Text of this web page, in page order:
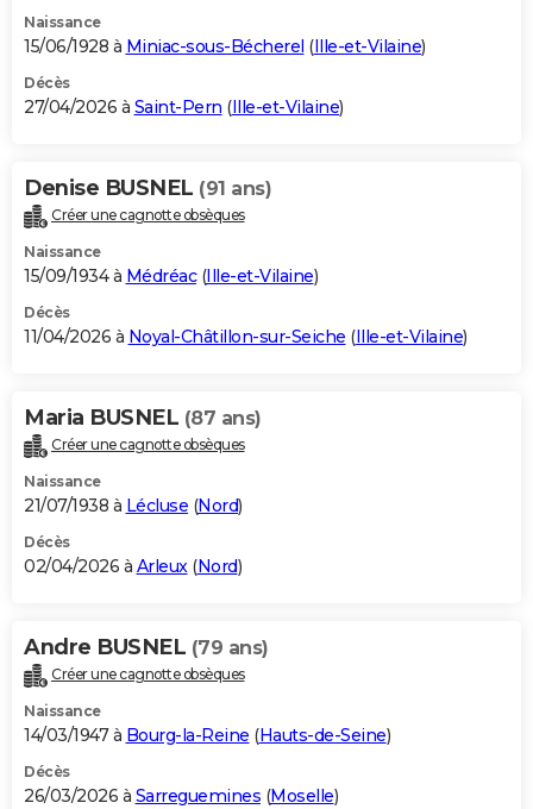
Naissance
15/06/1928 à Miniac-sous-Bécherel (Ille-et-Vilaine)
Décès
27/04/2026 à Saint-Pern (Ille-et-Vilaine)
Denise BUSNEL (91 ans)
Créer une cagnotte obsèques
Naissance
15/09/1934 à Médréac(Ille-et-Vilaine)
Décès
11/04/2026 à Noyal-Châtillon-sur-Seiche (Ille-et-Vilaine)
Maria BUSNEL (87 ans)
Créer une cagnotte obsèques
Naissance
21/07/1938 à Lécluse (Nord)
Décès
02/04/2026 à Arleux(Nord)
Andre BUSNEL (79 ans)
Créer une cagnotte obsèques
Naissance
14/03/1947 à Bourg-la-Reine (Hauts-de-Seine)
Décès
26/03/2026 à Sarreguemines (Moselle)